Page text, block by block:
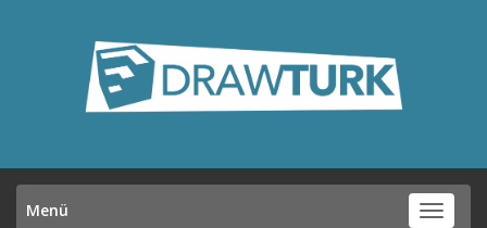
Menü Menü